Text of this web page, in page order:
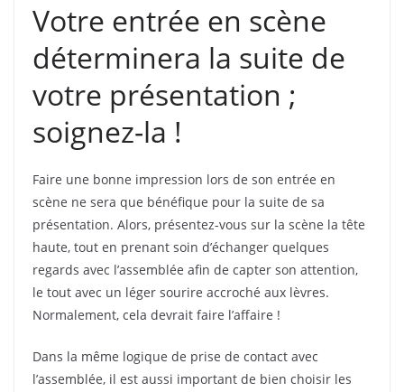
Votre entrée en scène
déterminera la suite de
votre présentation ;
soignez-la !
Faire une bonne impression lors de son entrée en
scène ne sera que bénéfique pour la suite de sa
présentation. Alors, présentez-vous sur la scène la tête
haute, tout en prenant soin d’échanger quelques
regards avec l’assemblée afin de capter son attention,
le tout avec un léger sourire accroché aux lèvres.
Normalement, cela devrait faire l’affaire !
Dans la même logique de prise de contact avec
l’assemblée, il est aussi important de bien choisir les